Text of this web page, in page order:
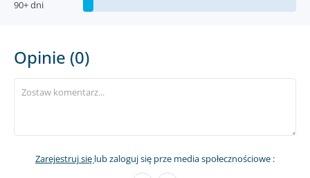
90+ dni
Opinie (0)
Zarejestruj się lub zaloguj się prze media społecznościowe :